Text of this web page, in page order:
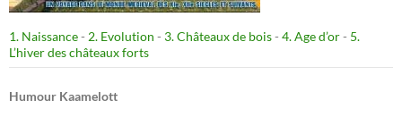
1. Naissance- 2. Evolution - 3. Châteaux de bois- 4. Age d’or- 5.
L’hiver des châteaux forts
Humour Kaamelott